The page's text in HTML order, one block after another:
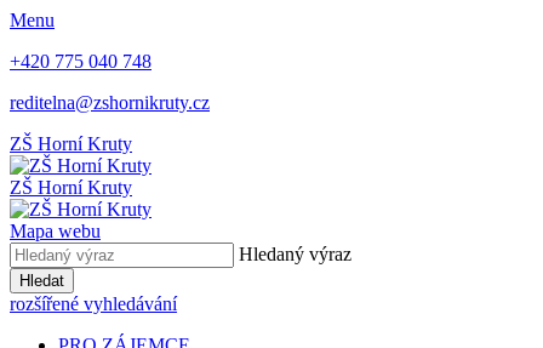
Menu
+420 775 040 748
reditelna@zshornikruty.cz
ZŠ Horní Kruty
ZŠ Horní Kruty
Mapa webu
Hledaný výraz
Hledat
rozšířené vyhledávání